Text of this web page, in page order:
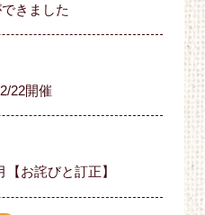
きました
22開催
お詫びと訂正】